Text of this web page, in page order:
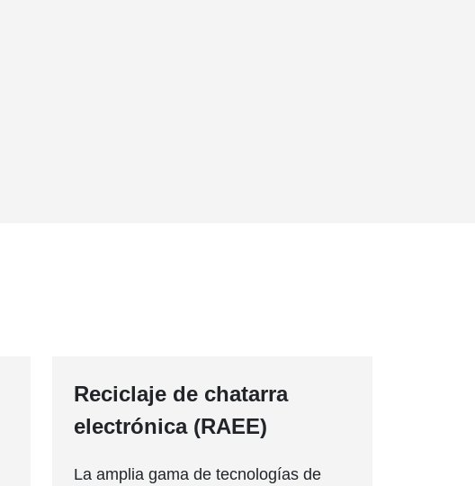
Reciclaje de chatarra
electrónica (RAEE)
La amplia gama de tecnologías de